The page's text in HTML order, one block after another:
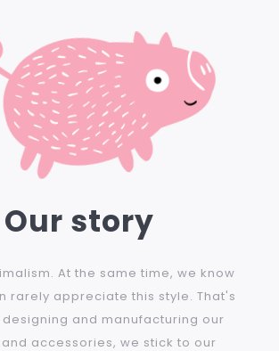
Our story
At the same time, we know
rarely appreciate this style. That's
designing and manufacturing our
accessories, we stick to our